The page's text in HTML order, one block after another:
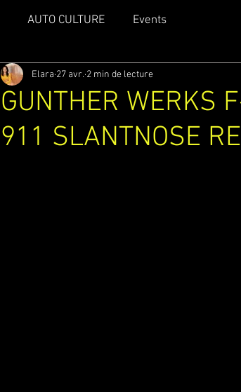
AUTO CULTURE Events
GUNTHER WERKS
911 SLANTNOSE
Elara 27 avr. 2 min de lecture